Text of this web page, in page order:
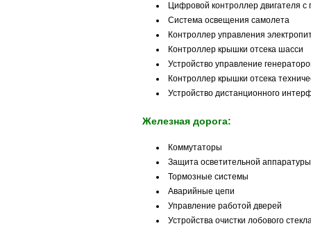
Цифровой контроллер двигателя
Система освещения самолета
Контроллер управления
Контроллер крышки отсека шасси
Устройство управление
Контроллер крышки отсека
Устройство дистанционного
Железная дорога:
Коммутаторы
Защита осветительной аппаратуры
Тормозные системы
Аварийные цепи
Управление работой дверей
Устройства очистки лобового